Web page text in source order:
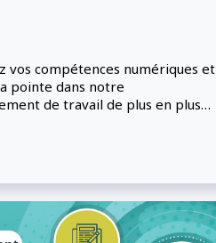
vos compétences numériques et
pointe dans notre
de travail de plus en plus